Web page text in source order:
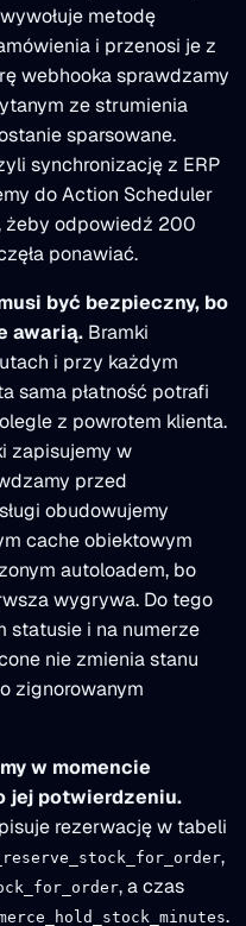
metodę
i przenosi je z
webhooka sprawdzamy
ze strumienia
sparsowane.
synchronizację z ERP
do Action Scheduler
żeby odpowiedź 200
ponawiać.
być bezpieczny, bo
awarią. Bramki
i przy każdym
sama płatność potrafi
z powrotem klienta.
zapisujemy w
przed
obudowujemy
cache obiektowym
autoloadem, bo
wygrywa. Do tego
statusie i na numerze
nie zmienia stanu
zignorowanym
w momencie
jej potwierdzeniu.
rezerwację w tabeli
,
, a czas
.